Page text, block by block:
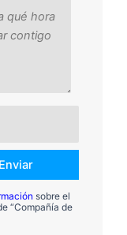
sobre el
“Compañía de